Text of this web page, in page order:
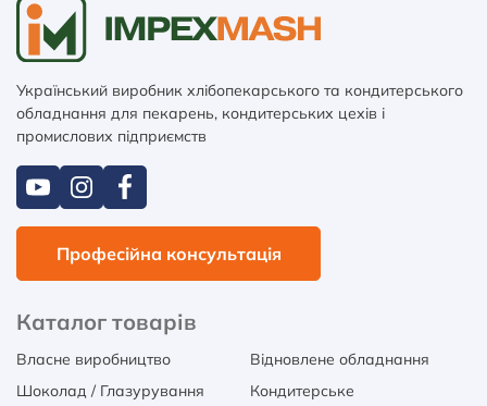
Український виробник хлібопекарського та кондитерського
обладнання для пекарень, кондитерських цехів і
промислових підприємств
Професійна консультація
Каталог товарів
Власне виробництво
Відновлене обладнання
Шоколад / Глазурування
Кондитерське